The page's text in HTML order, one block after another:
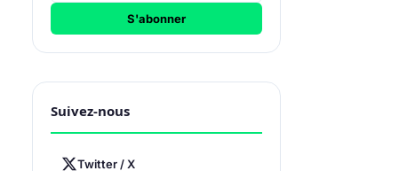
S'abonner
Suivez-nous
Twitter / X